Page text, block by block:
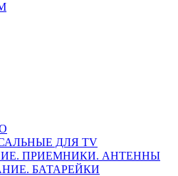
ДЛЯ TV
ПРИЕМНИКИ. АНТЕННЫ
БАТАРЕЙКИ